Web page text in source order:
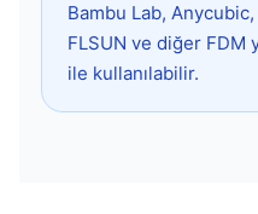
Bambu Lab,
FLSUN ve diğer FDM
ile kullanılabilir.